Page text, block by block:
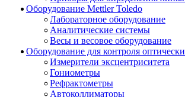
Оборудование Mettler Toledo
Лабораторное оборудование
Аналитические системы
Весы и весовое оборудование
Оборудование для контроля
Измерители эксцентриситета
Гониометры
Рефрактометры
Автоколлиматоры